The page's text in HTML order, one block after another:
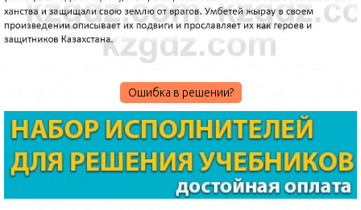
Ошибка в решении?